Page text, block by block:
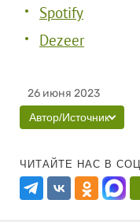
Spotify
Dezeer
26 июня 2023
Автор/Источник
ЧИТАЙТЕ НАС В